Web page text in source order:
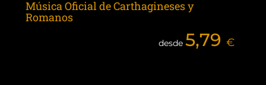
Música Oficial de Carthagineses y
Romanos
desde 5,79 €